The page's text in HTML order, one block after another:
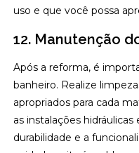
uso e que você possa
12. Manutenção
Após a reforma, é
banheiro. Realize
apropriados para cada
as instalações
durabilidade e a